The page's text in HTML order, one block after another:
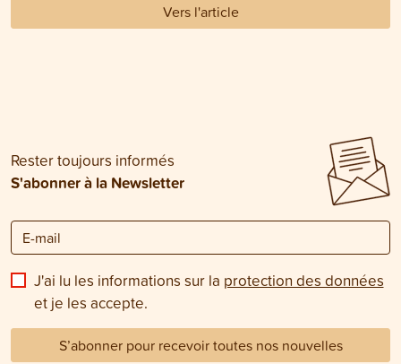
Vers l'article
Rester toujours informés
S'abonner à la Newsletter
J'ai lu les informations sur la protection des données
et je les accepte.
S’abonner pour recevoir toutes nos nouvelles